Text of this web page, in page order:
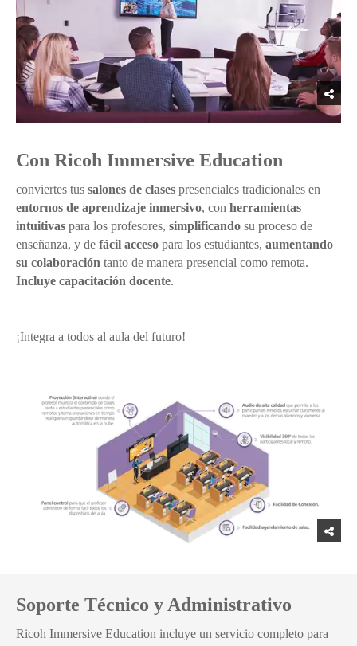
Con Ricoh Immersive Education
conviertes tus salones de clases presenciales tradicionales en
entornos de aprendizaje inmersivo, con herramientas
intuitivas para los profesores, simplificando su proceso de
enseñanza, y de fácil acceso para los estudiantes, aumentando
su colaboración tanto de manera presencial como remota.
Incluye capacitación docente.
¡Integra a todos al aula del futuro!
Soporte Técnico y Administrativo
Ricoh Immersive Education incluye un servicio completo para